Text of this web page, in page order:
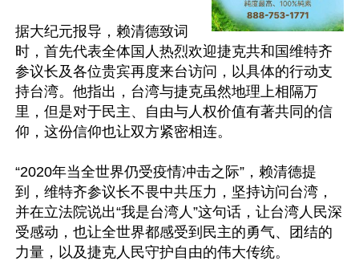
据大纪元报导，赖清德致词
时，首先代表全体国人热烈欢迎捷克共和国维特齐
参议长及各位贵宾再度来台访问，以具体的行动支
持台湾。他指出，台湾与捷克虽然地理上相隔万
里，但是对于民主、自由与人权价值有著共同的信
仰，这份信仰也让双方紧密相连。
“2020年当全世界仍受疫情冲击之际”，赖清德提
到，维特齐参议长不畏中共压力，坚持访问台湾，
并在立法院说出“我是台湾人”这句话，让台湾人民深
受感动，也让全世界都感受到民主的勇气、团结的
力量，以及捷克人民守护自由的伟大传统。